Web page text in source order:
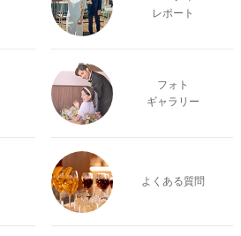
レポート
フォト
ギャラリー
よくある質問